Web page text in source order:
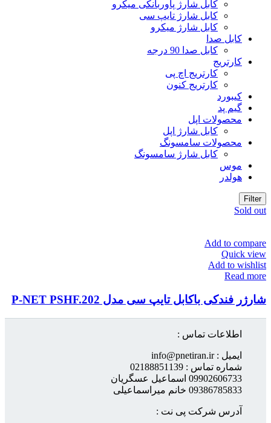
کابل شارژ پاوربانکی میکرو
کابل شارژ تایپ سی
کابل شارژ میکرو
کابل صدا
کابل صدا 90 درجه
کارتریج
کارتریج اچ پی
کارتریج کنون
کیبورد
گیم پد
محصولات اپل
کابل شارژ اپل
محصولات سامسونگ
کابل شارژ سامسونگ
موس
هولدر
Filter
Sold out
Add to compare
Quick view
Add to wishlist
Read more
شارژر فندکی باکابل تایپ سی مدل P-NET PSHF.202
اطلاعات تماس :
ایمیل : info@pnetiran.ir
شماره تماس : 02188851139
09902606733 اسماعیل عسگریان
09386785833 خانم میراسماعیلی
آدرس شرکت پی نت :